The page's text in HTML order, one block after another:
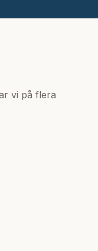
vi på flera